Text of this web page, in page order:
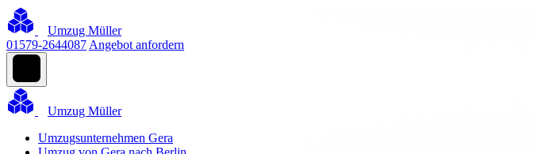
Umzug Müller
01579-2644087 Angebot anfordern
Umzug Müller
Umzugsunternehmen Gera